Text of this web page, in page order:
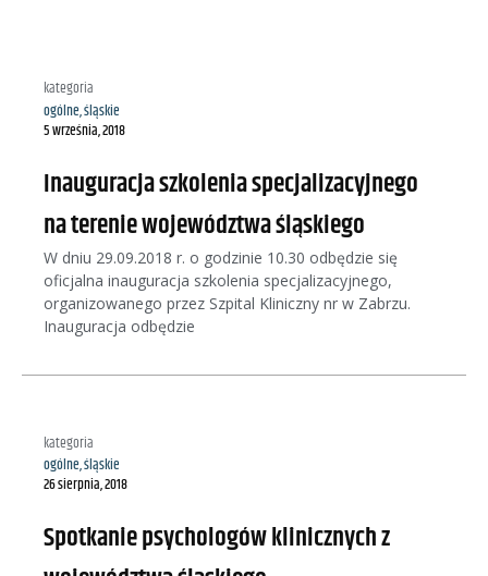
kategoria
ogólne,śląskie
5 września, 2018
Inauguracja szkolenia specjalizacyjnego
na terenie województwa śląskiego
W dniu 29.09.2018 r. o godzinie 10.30 odbędzie się
oficjalna inauguracja szkolenia specjalizacyjnego,
organizowanego przez Szpital Kliniczny nr w Zabrzu.
Inauguracja odbędzie
kategoria
ogólne,śląskie
26 sierpnia, 2018
Spotkanie psychologów klinicznych z